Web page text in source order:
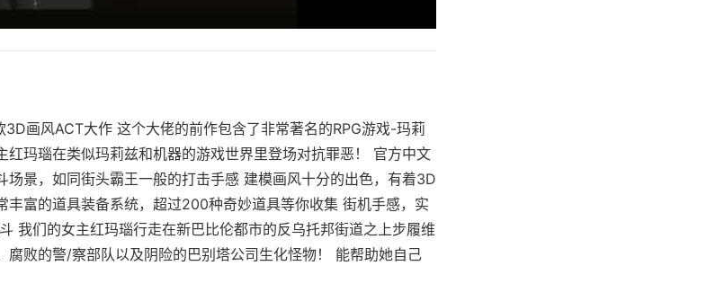
画风ACT大作 这个大佬的前作包含了非常著名的RPG游戏-玛莉
红玛瑙在类似玛莉兹和机器的游戏世界里登场对抗罪恶！ 官方中文
场景，如同街头霸王一般的打击手感 建模画风十分的出色，有着3D
丰富的道具装备系统，超过200种奇妙道具等你收集 街机手感，实
我们的女主红玛瑙行走在新巴比伦都市的反乌托邦街道之上步履维
腐败的警/察部队以及阴险的巴别塔公司生化怪物！ 能帮助她自己